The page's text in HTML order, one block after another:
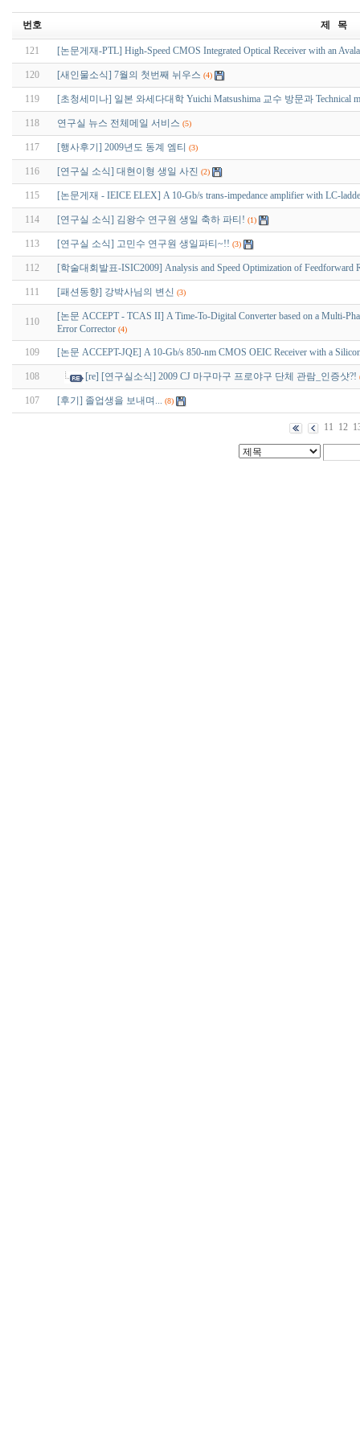
번호 제 목
121 [논문게재-PTL] High-Speed CMOS Integrated Optical Receiver with an
120 [새인물소식] 7월의 첫번째 뉘우스 (4)
119 [초청세미나] 일본 와세다대학 Yuichi Matsushima 교수 방문과 Technical
118 연구실 뉴스 전체메일 서비스 (5)
117 [행사후기] 2009년도 동계 엠티 (3)
116 [연구실 소식] 대현이형 생일 사진 (2)
115 [논문게재 - IEICE ELEX] A 10-Gb/s trans-impedance amplifier with LC-
114 [연구실 소식] 김왕수 연구원 생일 축하 파티! (1)
113 [연구실 소식] 고민수 연구원 생일파티~!! (3)
112 [학술대회발표-ISIC2009] Analysis and Speed Optimization of Feedforward
111 [패션동향] 강박사님의 변신 (3)
110
[논문 ACCEPT - TCAS II] A Time-To-Digital Converter based on a Multi-
Error Corrector (4)
109 [논문 ACCEPT-JQE] A 10-Gb/s 850-nm CMOS OEIC Receiver with a
108 [re] [연구실소식] 2009 CJ 마구마구 프로야구 단체 관람_인증샷?!
107 [후기] 졸업생을 보내며... (8)
11 12